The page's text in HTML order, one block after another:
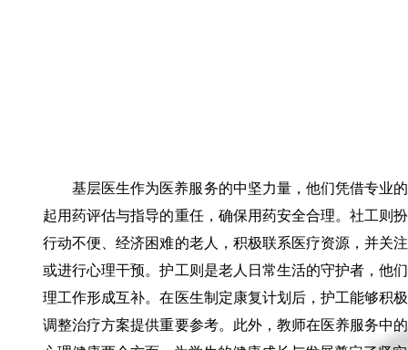
基层医生作为医养服务的中坚力量，他们凭借专业
起用药评估与指导的重任，确保用药安全合理。社工则
行动不便、经济困难的老人，积极联系医疗资源，并关
或进行心理干预。护工则是老人日常生活的守护者，他
理工作形成互补。在医生制定康复计划后，护工能够积
调整治疗方案提供重要参考。此外，教师在医养服务中